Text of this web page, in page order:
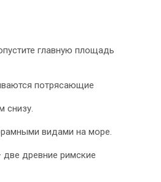
главную площадь
потрясающие
снизу.
видами на море.
древние римские